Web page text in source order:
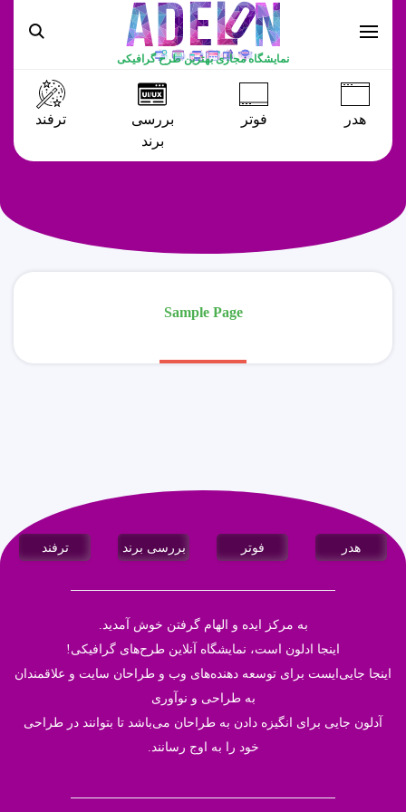
نمایشگاه مجازی بهترین طرح گرافیکی
هدر فوتر
بررسی
برند
ترفند
Sample Page
هدر فوتر بررسی برند ترفند
به مرکز ایده و الهام گرفتن خوش آمدید.
اینجا ادلون است، نمایشگاه آنلاین طرح‌های گرافیکی!
اینجا جایی‌ایست برای توسعه دهنده‌های وب و طراحان سایت و علاقمندان
به طراحی و نوآوری
آدلون جایی برای انگیزه دادن به طراحان می‌باشد تا بتوانند در طراحی
خود‌ را به اوج رسانند.